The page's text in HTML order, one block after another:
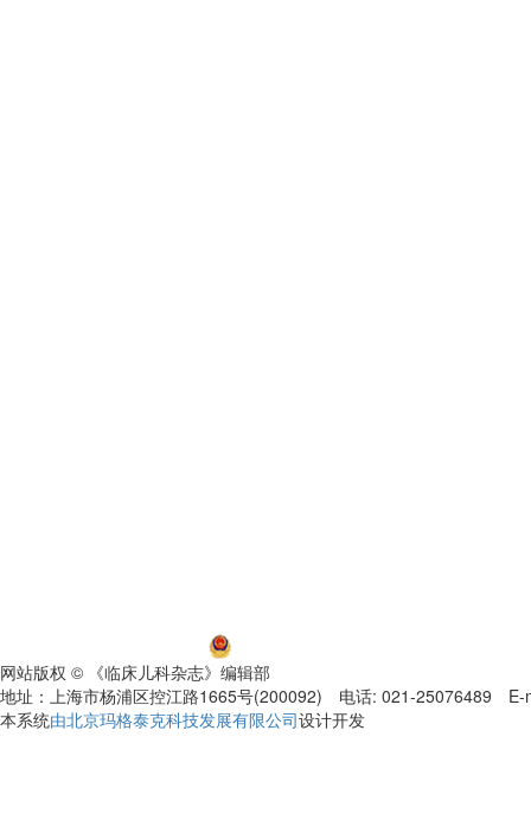
网站版权 © 《临床儿科杂志》编辑部
地址：上海市杨浦区控江路1665号(200092) 电话: 021-25076489 E-
本系统由北京玛格泰克科技发展有限公司设计开发